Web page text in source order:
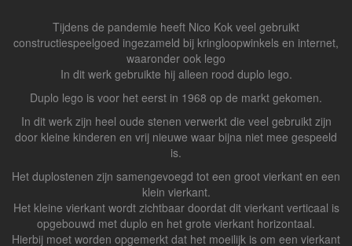
Tijdens de pandemie heeft Nico Kok veel gebruikt
constructiespeelgoed ingezameld bij kringloopwinkels en internet,
waaronder ook lego
In dit werk gebruikte hij alleen rood duplo lego.
Duplo lego is voor het eerst in 1968 op de markt gekomen.
In dit werk zijn heel oude stenen verwerkt die veel gebruikt zijn
door kleine kinderen en vrij nieuwe waar bijna niet mee gespeeld
is.
Het duplostenen zijn samengevoegd tot een groot vierkant en een
klein vierkant.
Het kleine vierkant wordt zichtbaar doordat dit vierkant verticaal is
opgebouwd met duplo en het grote vierkant horizontaal.
Hierbij moet worden opgemerkt dat het moeilijk is om een vierkant